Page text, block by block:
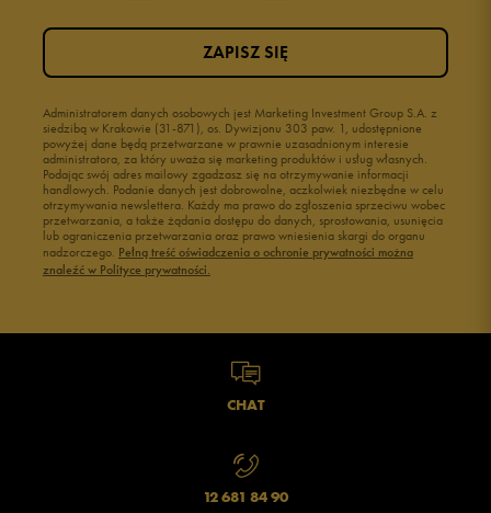
Administratorem danych osobowych jest Marketing Investment Group S.A. z
siedzibą w Krakowie (31-871), os. Dywizjonu 303 paw. 1, udostępnione
powyżej dane będą przetwarzane w prawnie uzasadnionym interesie
administratora, za który uważa się marketing produktów i usług własnych.
Podając swój adres mailowy zgadzasz się na otrzymywanie informacji
handlowych. Podanie danych jest dobrowolne, aczkolwiek niezbędne w celu
otrzymywania newslettera. Każdy ma prawo do zgłoszenia sprzeciwu wobec
przetwarzania, a także żądania dostępu do danych, sprostowania, usunięcia
lub ograniczenia przetwarzania oraz prawo wniesienia skargi do organu
nadzorczego. Pełną treść oświadczenia o ochronie prywatności można
znaleźć w Polityce prywatności.
ZAPISZ SIĘ
CHAT
12 681 84 90